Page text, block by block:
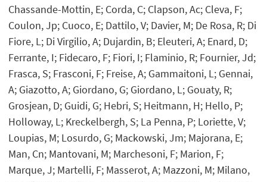
Chassande-Mottin, E; Corda, C; Clapson, Ac; Cleva, F;
Coulon, Jp; Cuoco, E; Dattilo, V; Davier, M; De Rosa, R; Di
Fiore, L; Di Virgilio, A; Dujardin, B; Eleuteri, A; Enard, D;
Ferrante, I; Fidecaro, F; Fiori, I; Flaminio, R; Fournier, Jd;
Frasca, S; Frasconi, F; Freise, A; Gammaitoni, L; Gennai,
A; Giazotto, A; Giordano, G; Giordano, L; Gouaty, R;
Grosjean, D; Guidi, G; Hebri, S; Heitmann, H; Hello, P;
Holloway, L; Kreckelbergh, S; La Penna, P; Loriette, V;
Loupias, M; Losurdo, G; Mackowski, Jm; Majorana, E;
Man, Cn; Mantovani, M; Marchesoni, F; Marion, F;
Marque, J; Martelli, F; Masserot, A; Mazzoni, M; Milano,